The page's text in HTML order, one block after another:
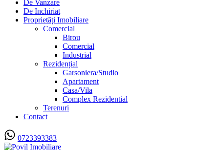
De Vanzare
De Inchiriat
Proprietăți Imobiliare
Comercial
Birou
Comercial
Industrial
Rezidențial
Garsoniera/Studio
Apartament
Casa/Vila
Complex Rezidential
Terenuri
Contact
0723393383